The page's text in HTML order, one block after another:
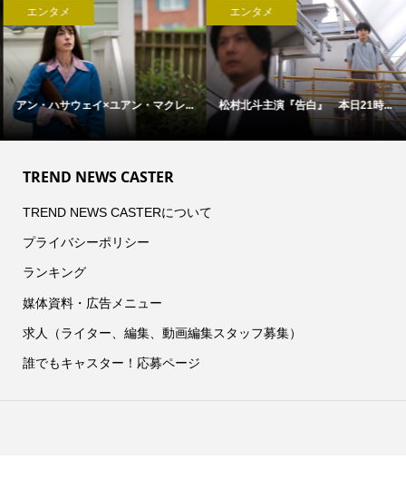
エンタメ
アン・ハサウェイ×ユアン・マクレ...
エンタメ
松村北斗主演『告白』 本日21時...
TREND NEWS CASTER
TREND NEWS CASTERについて
プライバシーポリシー
ランキング
媒体資料・広告メニュー
求人（ライター、編集、動画編集スタッフ募集）
誰でもキャスター！応募ページ